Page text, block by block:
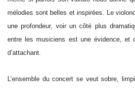
mélodies sont belles et inspirées. Le
une profondeur, voir un côté plus
entre les musiciens est une évidence, et
d’attachant.
L’ensemble du concert se veut sobre,